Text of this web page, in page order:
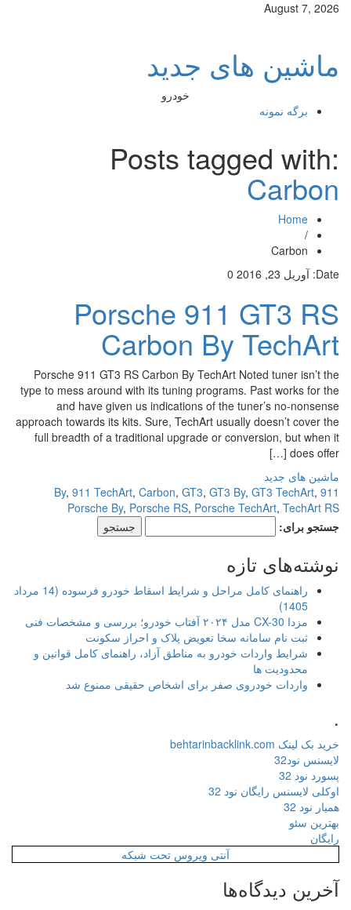
August 7, 2026
ماشین های جدید
خودرو
برگه نمونه
Posts tagged with:
Carbon
Home
/
Carbon
Date: آوریل 23, 2016 0
Porsche 911 GT3 RS
Carbon By TechArt
Porsche 911 GT3 RS Carbon By TechArt Noted tuner isn’t the
type to mess around with its tuning programs. Past works for the
and have given us indications of the tuner’s no-nonsense
approach towards its kits. Sure, TechArt usually doesn’t cover the
full breadth of a traditional upgrade or conversion, but when it
does offer […]
ماشین های جدید
911 By
, 911 TechArt,Carbon,GT3,GT3 By,GT3 TechArt,
Porsche By,Porsche RS,Porsche TechArt,TechArt RS
جستجو برای:
نوشته‌های تازه
راهنمای کامل مراحل و شرایط اسقاط خودرو فرسوده (14 مرداد
1405)
مزدا CX-30 مدل ۲۰۲۴ آفتاب خودرو؛ بررسی و مشخصات فنی
ثبت نام سامانه سخا تعویض پلاک و احراز سکونت
شرایط واردات خودرو به مناطق آزاد، راهنمای کامل قوانین و
محدودیت ها
واردات خودروی صفر برای اشخاص حقیقی ممنوع شد
خرید بک لینک behtarinbacklink.com
لایسنس نود32
پسورد نود 32
اوکلی لایسنس رایگان نود 32
همیار نود 32
بهترین سئو
رایگان
آنتی ویروس تحت شبکه
آخرین دیدگاه‌ها